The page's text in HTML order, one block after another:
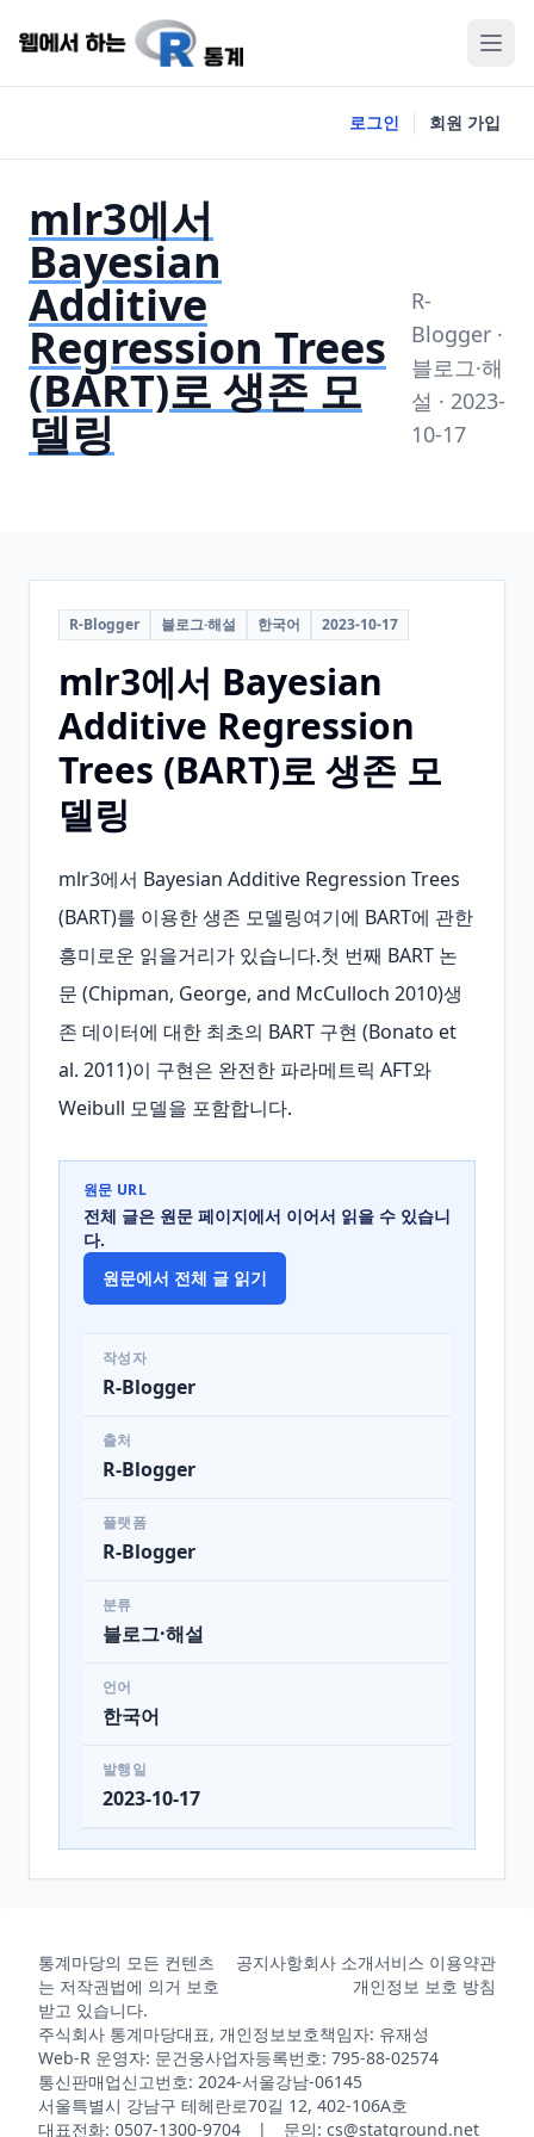
로그인 회원 가입
mlr3에서
Bayesian
Additive
Regression Trees
(BART)로 생존 모
델링
R-
Blogger ·
블로그·해
설 · 2023-
10-17
R-Blogger 블로그·해설 한국어 2023-10-17
mlr3에서 Bayesian
Additive Regression
Trees (BART)로 생존 모
델링
mlr3에서 Bayesian Additive Regression Trees
(BART)를 이용한 생존 모델링여기에 BART에 관한
흥미로운 읽을거리가 있습니다.첫 번째 BART 논
문 (Chipman, George, and McCulloch 2010)생
존 데이터에 대한 최초의 BART 구현 (Bonato et
al. 2011)이 구현은 완전한 파라메트릭 AFT와
Weibull 모델을 포함합니다.
원문 URL
전체 글은 원문 페이지에서 이어서 읽을 수 있습니
다.
원문에서 전체 글 읽기
작성자
R-Blogger
출처
R-Blogger
플랫폼
R-Blogger
분류
블로그·해설
언어
한국어
발행일
2023-10-17
통계마당의 모든 컨텐츠
는 저작권법에 의거 보호
받고 있습니다.
공지사항회사 소개서비스 이용약관
개인정보 보호 방침
주식회사 통계마당대표, 개인정보보호책임자: 유재성
Web-R 운영자: 문건웅사업자등록번호: 795-88-02574
통신판매업신고번호: 2024-서울강남-06145
서울특별시 강남구 테헤란로70길 12, 402-106A호
대표전화: 0507-1300-9704 | 문의: cs@statground.net